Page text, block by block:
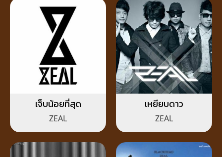
เจ็บน้อยที่สุด
ZEAL
เหยียบดาว
ZEAL